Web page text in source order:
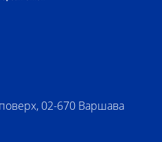
02-670 Варшава